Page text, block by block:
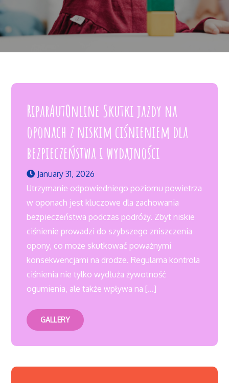
RiparAutOnline Skutki jazdy na
oponach z niskim ciśnieniem dla
bezpieczeństwa i wydajności
January 31, 2026
Utrzymanie odpowiedniego poziomu powietrza
w oponach jest kluczowe dla zachowania
bezpieczeństwa podczas podróży. Zbyt niskie
ciśnienie prowadzi do szybszego zniszczenia
opony, co może skutkować poważnymi
konsekwencjami na drodze. Regularna kontrola
ciśnienia nie tylko wydłuża żywotność
ogumienia, ale także wpływa na […]
GALLERY